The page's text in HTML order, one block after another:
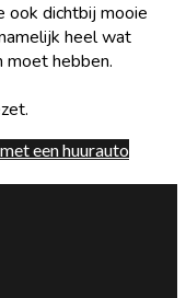
ook dichtbij mooie
heel wat
moet hebben.
een huurauto